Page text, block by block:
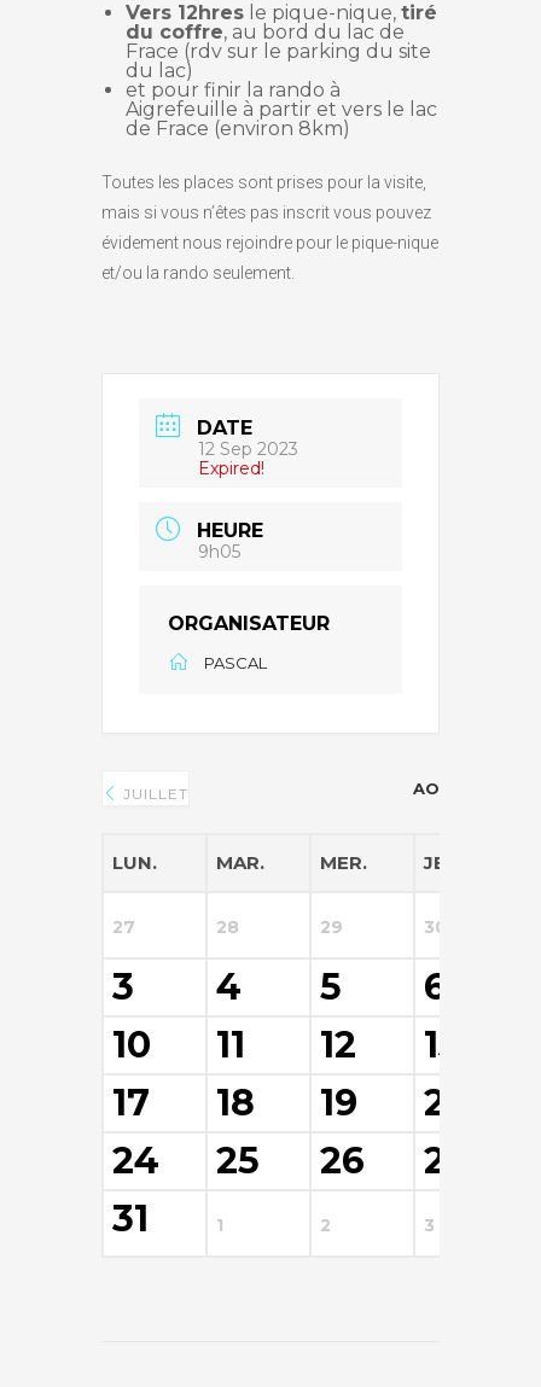
Vers 12hres le pique-nique, tiré
du coffre, au bord du lac de
Frace (rdv sur le parking du site
du lac)
et pour finir la rando à
Aigrefeuille à partir et vers le lac
de Frace (environ 8km)
Toutes les places sont prises pour la visite,
mais si vous n’êtes pas inscrit vous pouvez
évidement nous rejoindre pour le pique-nique
et/ou la rando seulement.
DATE
12 Sep 2023
Expired!
HEURE
9h05
ORGANISATEUR
PASCAL
JUILLET AOÛT 2026
LUN. MAR. MER. JEU.
27 28 29 30
3 4 5 6
10
11 12 13
17
18 19 20
24
25 26 27
31
1 2 3